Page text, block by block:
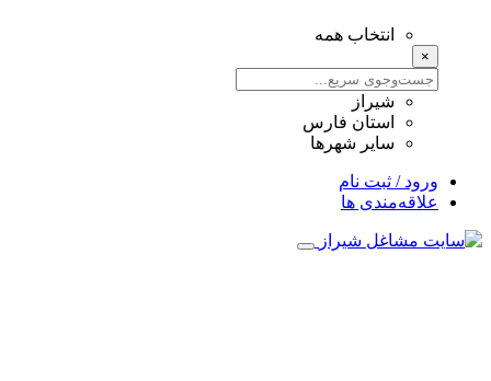
انتخاب همه
×
شیراز
استان فارس
سایر شهرها
ورود / ثبت نام
علاقه‌مندی ها